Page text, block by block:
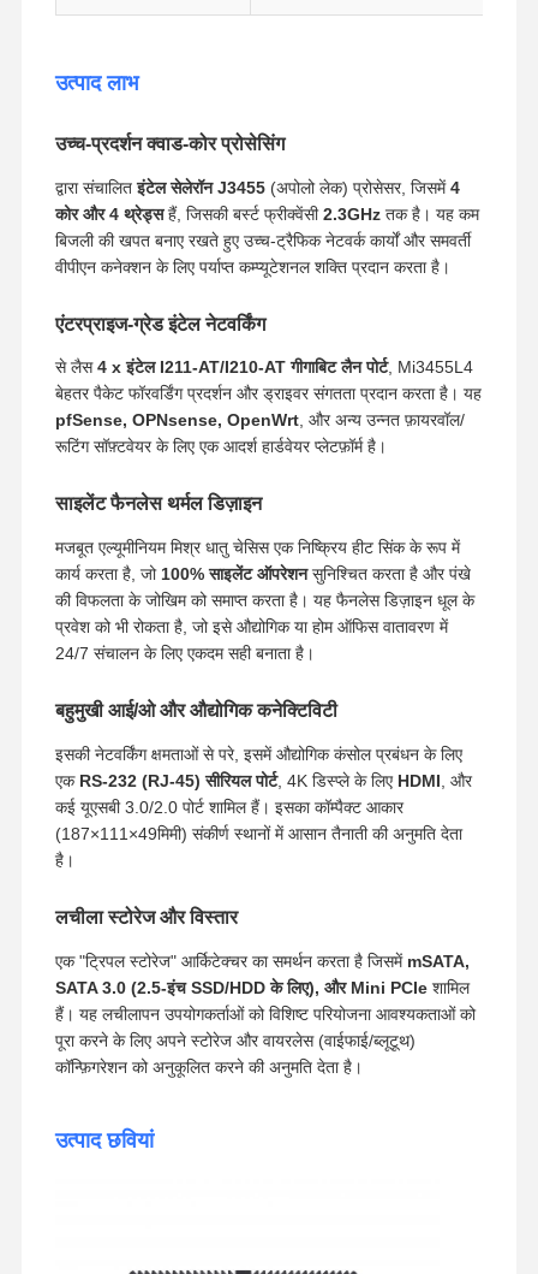
उत्पाद लाभ
उच्च-प्रदर्शन क्वाड-कोर प्रोसेसिंग
द्वारा संचालितइंटेल सेलेरॉन J3455(अपोलो लेक) प्रोसेसर, जिसमें4
कोर और 4 थ्रेड्सहैं, जिसकी बर्स्ट फ्रीक्वेंसी2.3GHzतक है। यह कम
बिजली की खपत बनाए रखते हुए उच्च-ट्रैफिक नेटवर्क कार्यों और समवर्ती
वीपीएन कनेक्शन के लिए पर्याप्त कम्प्यूटेशनल शक्ति प्रदान करता है।
एंटरप्राइज-ग्रेड इंटेल नेटवर्किंग
से लैस4 x इंटेल I211-AT/I210-AT गीगाबिट लैन पोर्ट, Mi3455L4
बेहतर पैकेट फॉरवर्डिंग प्रदर्शन और ड्राइवर संगतता प्रदान करता है। यह
pfSense, OPNsense, OpenWrt, और अन्य उन्नत फ़ायरवॉल/
रूटिंग सॉफ़्टवेयर के लिए एक आदर्श हार्डवेयर प्लेटफ़ॉर्म है।
साइलेंट फैनलेस थर्मल डिज़ाइन
मजबूत एल्यूमीनियम मिश्र धातु चेसिस एक निष्क्रिय हीट सिंक के रूप में
कार्य करता है, जो 100% साइलेंट ऑपरेशनसुनिश्चित करता है और पंखे
की विफलता के जोखिम को समाप्त करता है। यह फैनलेस डिज़ाइन धूल के
प्रवेश को भी रोकता है, जो इसे औद्योगिक या होम ऑफिस वातावरण में
24/7 संचालन के लिए एकदम सही बनाता है।
बहुमुखी आई/ओ और औद्योगिक कनेक्टिविटी
इसकी नेटवर्किंग क्षमताओं से परे, इसमें औद्योगिक कंसोल प्रबंधन के लिए
एक RS-232 (RJ-45) सीरियल पोर्ट, 4K डिस्प्ले के लिए HDMI , और
कई यूएसबी 3.0/2.0 पोर्ट शामिल हैं। इसका कॉम्पैक्ट आकार
(187×111 ×49मिमी) संकीर्ण स्थानों में आसान तैनाती की अनुमति देता
है।
लचीला स्टोरेज और विस्तार
एक "ट्रिपल स्टोरेज" आर्किटेक्चर का समर्थन करता है जिसमें mSATA,
SATA 3.0 (2.5-इंच SSD/HDD के लिए), और Mini PCIeशामिल
हैं। यह लचीलापन उपयोगकर्ताओं को विशिष्ट परियोजना आवश्यकताओं को
पूरा करने के लिए अपने स्टोरेज और वायरलेस (वाईफाई/ब्लूटूथ)
कॉन्फ़िगरेशन को अनुकूलित करने की अनुमति देता है।
उत्पाद छवियां